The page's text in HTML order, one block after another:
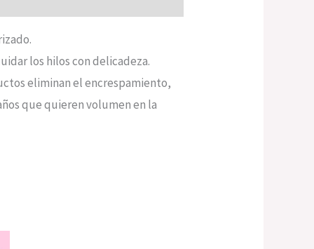
los hilos con delicadeza.
eliminan el encrespamiento,
que quieren volumen en la